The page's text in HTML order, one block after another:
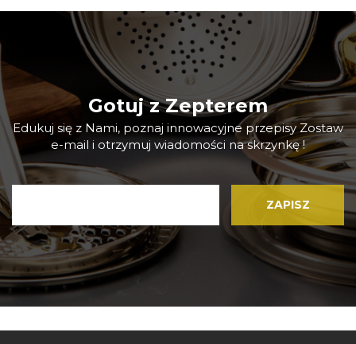
Gotuj z Zepterem
Edukuj się z Nami, poznaj innowacyjne przepisy Zostaw
e-mail i otrzymuj wiadomości na skrzynkę !